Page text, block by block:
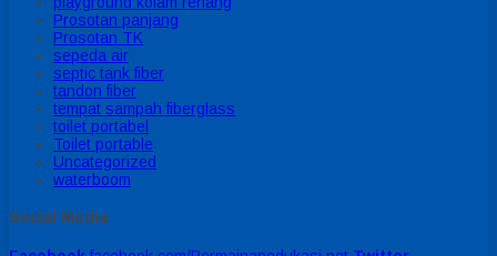
Prosotan panjang
Prosotan TK
sepeda air
septic tank fiber
tandon fiber
tempat sampah fiberglass
toilet portabel
Toilet portable
Uncategorized
waterboom
Social Media